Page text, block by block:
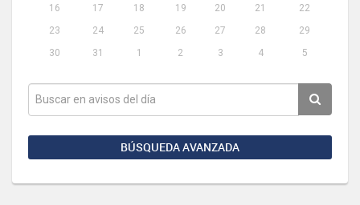
16
17 18 19 20 21
22
23
24 25 26 27 28
29
30
31 1 2 3 4 5
BÚSQUEDA AVANZADA